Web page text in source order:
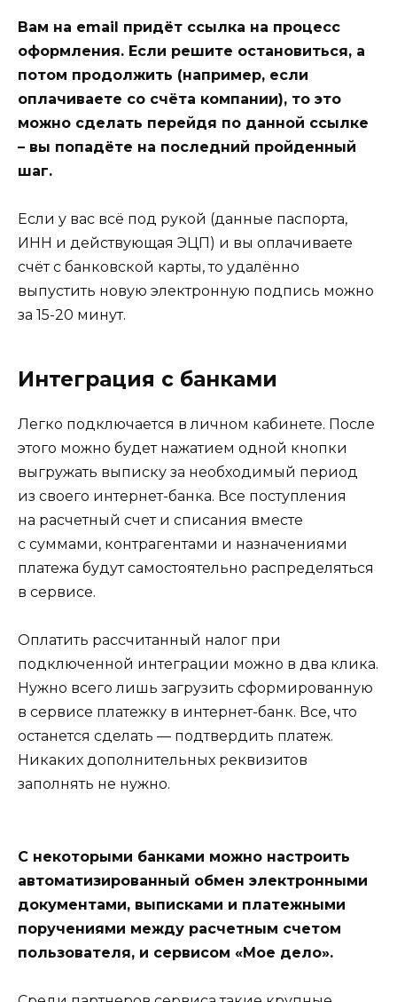
Вам на email придёт ссылка на процесс
оформления. Если решите остановиться, а
потом продолжить (например, если
оплачиваете со счёта компании), то это
можно сделать перейдя по данной ссылке
– вы попадёте на последний пройденный
шаг.
Если у вас всё под рукой (данные паспорта,
ИНН и действующая ЭЦП) и вы оплачиваете
счёт с банковской карты, то удалённо
выпустить новую электронную подпись можно
за 15-20 минут.
Интеграция с банками
Легко подключается в личном кабинете. После
этого можно будет нажатием одной кнопки
выгружать выписку за необходимый период
из своего интернет-банка. Все поступления
на расчетный счет и списания вместе
с суммами, контрагентами и назначениями
платежа будут самостоятельно распределяться
в сервисе.
Оплатить рассчитанный налог при
подключенной интеграции можно в два клика.
Нужно всего лишь загрузить сформированную
в сервисе платежку в интернет-банк. Все, что
останется сделать — подтвердить платеж.
Никаких дополнительных реквизитов
заполнять не нужно.
С некоторыми банками можно настроить
автоматизированный обмен электронными
документами, выписками и платежными
поручениями между расчетным счетом
пользователя, и сервисом «Мое дело».